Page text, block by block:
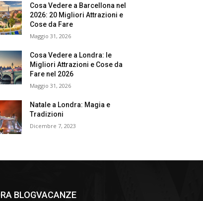
Cosa Vedere a Barcellona nel
2026: 20 Migliori Attrazioni e
Cose da Fare
Maggio 31, 2026
Cosa Vedere a Londra: le
Migliori Attrazioni e Cose da
Fare nel 2026
Maggio 31, 2026
Natale a Londra: Magia e
Tradizioni
Dicembre 7, 2023
BLOGVACANZE